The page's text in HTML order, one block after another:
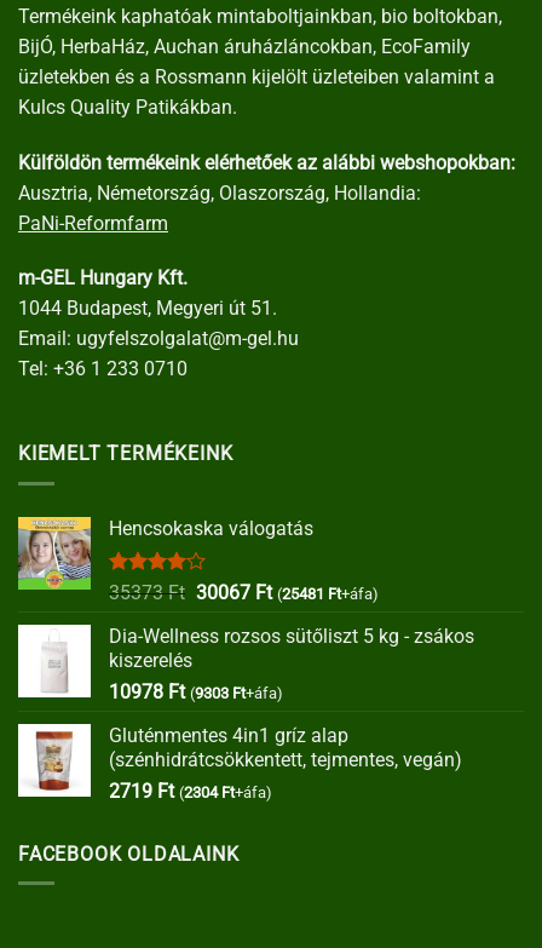
Termékeink kaphatóak mintaboltjainkban, bio boltokban,
BijÓ, HerbaHáz, Auchan áruházláncokban, EcoFamily
üzletekben és a Rossmann kijelölt üzleteiben valamint a
Kulcs Quality Patikákban.
Külföldön termékeink elérhetőek az alábbi webshopokban:
Ausztria, Németország, Olaszország, Hollandia:
PaNi-Reformfarm
m-GEL Hungary Kft.
1044 Budapest, Megyeri út 51.
Email: ugyfelszolgalat@m-gel.hu
Tel: +36 1 233 0710
KIEMELT TERMÉKEINK
Hencsokaska válogatás
Értékelés:
35373Ft Original
was:
30067 FtCurrent
is:
(25481 Ft+áfa)
Dia-Wellness rozsos sütőliszt 5 kg - zsákos
kiszerelés
10978 Ft (9303 Ft+áfa)
Gluténmentes 4in1 gríz alap
(szénhidrátcsökkentett, tejmentes, vegán)
2719 Ft (2304 Ft+áfa)
FACEBOOK OLDALAINK